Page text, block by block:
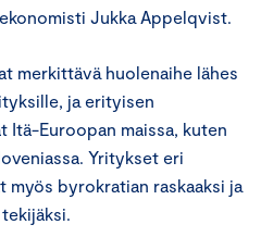
Jukka Appelqvist.
merkittävä huolenaihe lähes
ja erityisen
Itä-Euroopan maissa, kuten
Yritykset eri
myös byrokratian raskaaksi ja